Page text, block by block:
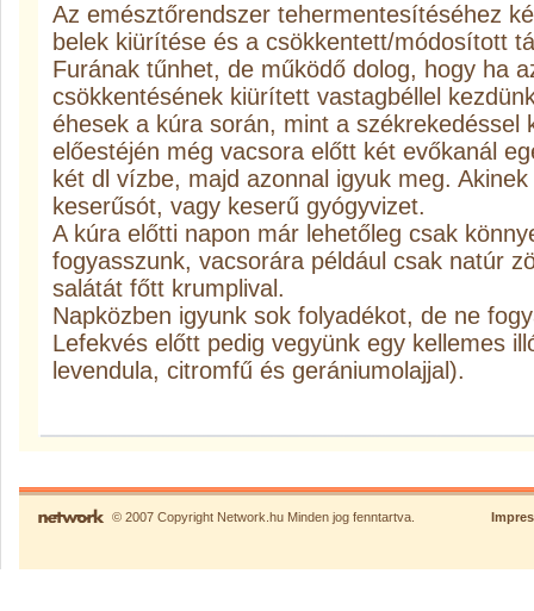
Az emésztőrendszer tehermentesítéséhez
belek kiürítése és a csökkentett/módosított
Furának tűnhet, de működő dolog, hogy ha
csökkentésének kiürített vastagbéllel
éhesek a kúra során, mint a székrekedéssel
előestéjén még vacsora előtt két evőkanál
két dl vízbe, majd azonnal igyuk meg.
keserűsót, vagy keserű gyógyvizet.
A kúra előtti napon már lehetőleg csak
fogyasszunk, vacsorára például csak natúr
salátát főtt krumplival.
Napközben igyunk sok folyadékot, de ne
Lefekvés előtt pedig vegyünk egy kellemes
levendula, citromfű és gerániumolajjal).
© 2007 Copyright Network.hu Minden jog fenntartva.